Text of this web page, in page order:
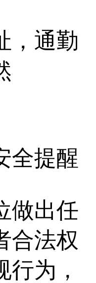
，通勤
全提醒
做出任
合法权
为，